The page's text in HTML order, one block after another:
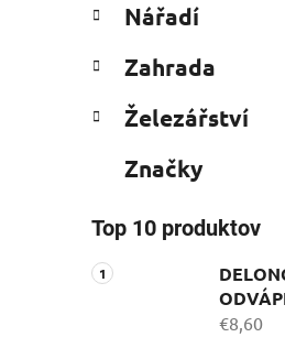
Nářadí
Zahrada
Železářství
Značky
Top 10 produktov
€8,60